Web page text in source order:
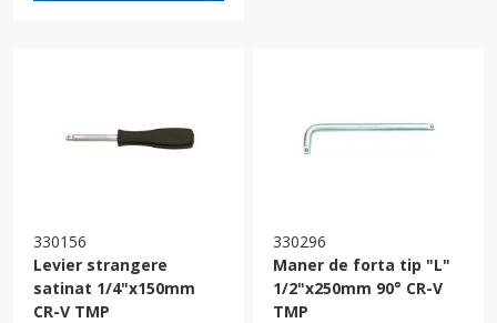
330156
Levier strangere
satinat 1/4"x150mm
CR-V TMP
330296
Maner de forta tip "L"
1/2"х250mm 90° CR-V
TMP